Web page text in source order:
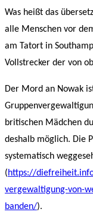
Was heißt das
alle Menschen vor
am Tatort in
Vollstrecker der von
Der Mord an Nowak
britischen Mädchen
deshalb möglich. Die
systematisch
(https://
vergewaltigung-von-
banden/).